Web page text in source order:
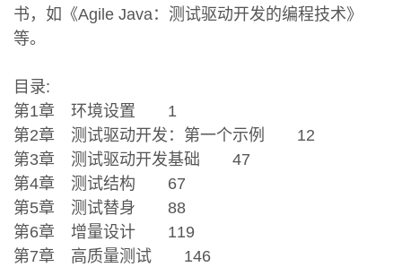
书，如《Agile Java：测试驱动开发的编程技术》
等。
目录:
第1章 环境设置 1
第2章 测试驱动开发：第一个示例 12
第3章 测试驱动开发基础 47
第4章 测试结构 67
第5章 测试替身 88
第6章 增量设计 119
第7章 高质量测试 146